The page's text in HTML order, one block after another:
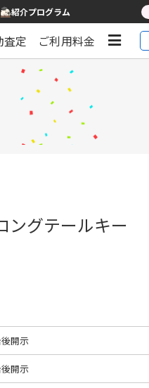
紹介プログラム
査定 ご利用料金
ングテールキー
開示
開示